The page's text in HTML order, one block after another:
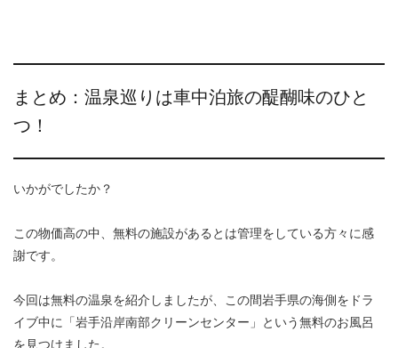
まとめ：温泉巡りは車中泊旅の醍醐味のひと
つ！
いかがでしたか？
この物価高の中、無料の施設があるとは管理をしている方々に感
謝です。
今回は無料の温泉を紹介しましたが、この間岩手県の海側をドラ
イブ中に「岩手沿岸南部クリーンセンター」という無料のお風呂
を見つけました。